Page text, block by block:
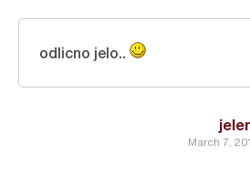
March 7,
odlicno jelo..